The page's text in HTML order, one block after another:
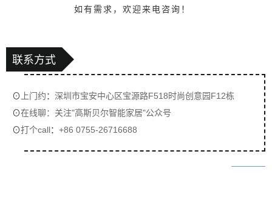
如有需求，欢迎来电咨询！
联系方式
⊙ 上门约： 深圳市宝安中心区宝源路F518时尚创意园F12栋
⊙在线聊：关注"高斯贝尔智能家居"公众号
⊙打个call： +86 0755-26716688